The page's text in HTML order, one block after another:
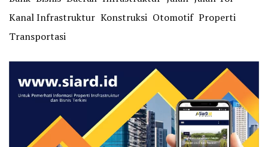
Kanal Infrastruktur Konstruksi Otomotif Properti
Transportasi